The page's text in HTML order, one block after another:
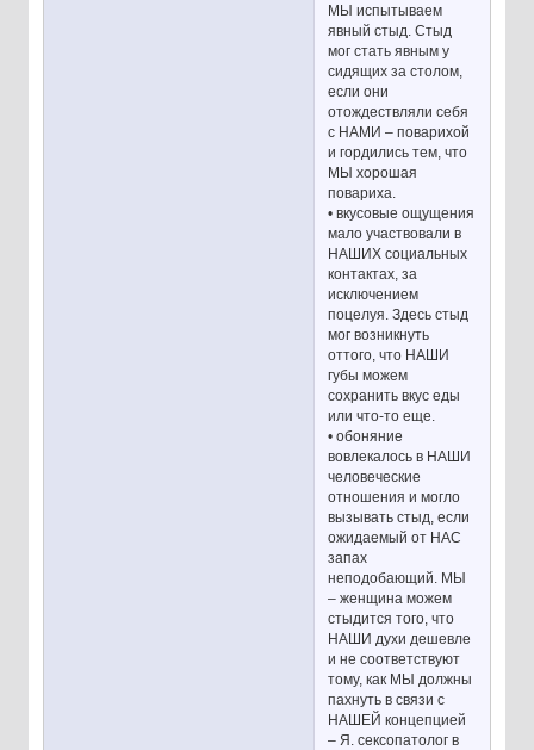
МЫ испытываем
явный стыд. Стыд
мог стать явным у
сидящих за столом,
если они
отождествляли себя
с НАМИ – поварихой
и гордились тем, что
МЫ хорошая
повариха.
• вкусовые ощущения
мало участвовали в
НАШИХ социальных
контактах, за
исключением
поцелуя. Здесь стыд
мог возникнуть
оттого, что НАШИ
губы можем
сохранить вкус еды
или что-то еще.
• обоняние
вовлекалось в НАШИ
человеческие
отношения и могло
вызывать стыд, если
ожидаемый от НАС
запах
неподобающий. МЫ
– женщина можем
стыдится того, что
НАШИ духи дешевле
и не соответствуют
тому, как МЫ должны
пахнуть в связи с
НАШЕЙ концепцией
– Я. сексопатолог в